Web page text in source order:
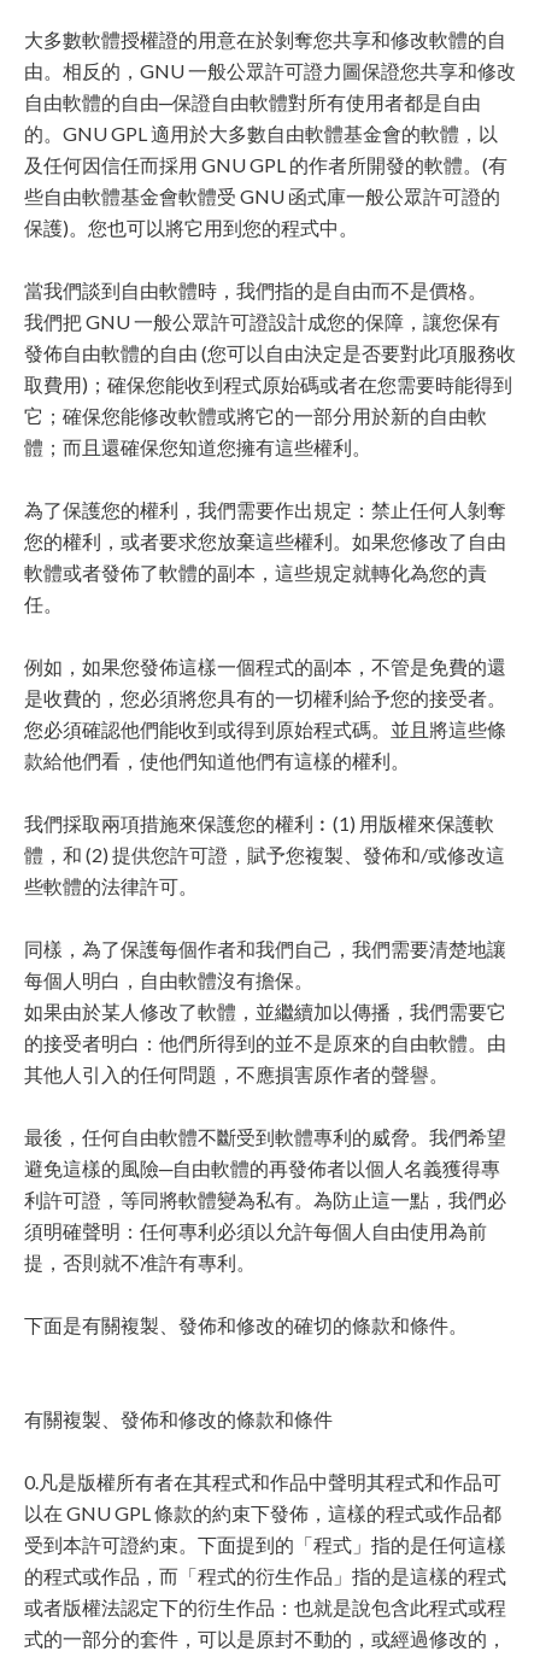
大多數軟體授權證的用意在於剝奪您共享和修改軟體的自
由。相反的，GNU 一般公眾許可證力圖保證您共享和修改
自由軟體的自由─保證自由軟體對所有使用者都是自由
的。GNU GPL 適用於大多數自由軟體基金會的軟體，以
及任何因信任而採用 GNU GPL 的作者所開發的軟體。(有
些自由軟體基金會軟體受 GNU 函式庫一般公眾許可證的
保護)。您也可以將它用到您的程式中。
當我們談到自由軟體時，我們指的是自由而不是價格。
我們把 GNU 一般公眾許可證設計成您的保障，讓您保有
發佈自由軟體的自由 (您可以自由決定是否要對此項服務收
取費用)；確保您能收到程式原始碼或者在您需要時能得到
它；確保您能修改軟體或將它的一部分用於新的自由軟
體；而且還確保您知道您擁有這些權利。
為了保護您的權利，我們需要作出規定：禁止任何人剝奪
您的權利，或者要求您放棄這些權利。如果您修改了自由
軟體或者發佈了軟體的副本，這些規定就轉化為您的責
任。
例如，如果您發佈這樣一個程式的副本，不管是免費的還
是收費的，您必須將您具有的一切權利給予您的接受者。
您必須確認他們能收到或得到原始程式碼。並且將這些條
款給他們看，使他們知道他們有這樣的權利。
我們採取兩項措施來保護您的權利︰(1) 用版權來保護軟
體，和 (2) 提供您許可證，賦予您複製、發佈和/或修改這
些軟體的法律許可。
同樣，為了保護每個作者和我們自己，我們需要清楚地讓
每個人明白，自由軟體沒有擔保。
如果由於某人修改了軟體，並繼續加以傳播，我們需要它
的接受者明白：他們所得到的並不是原來的自由軟體。由
其他人引入的任何問題，不應損害原作者的聲譽。
最後，任何自由軟體不斷受到軟體專利的威脅。我們希望
避免這樣的風險─自由軟體的再發佈者以個人名義獲得專
利許可證，等同將軟體變為私有。為防止這一點，我們必
須明確聲明：任何專利必須以允許每個人自由使用為前
提，否則就不准許有專利。
下面是有關複製、發佈和修改的確切的條款和條件。
有關複製、發佈和修改的條款和條件
0.凡是版權所有者在其程式和作品中聲明其程式和作品可
以在 GNU GPL 條款的約束下發佈，這樣的程式或作品都
受到本許可證約束。下面提到的「程式」指的是任何這樣
的程式或作品，而「程式的衍生作品」指的是這樣的程式
或者版權法認定下的衍生作品：也就是說包含此程式或程
式的一部分的套件，可以是原封不動的，或經過修改的，